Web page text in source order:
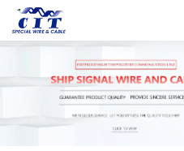
CIT SPECIAL CABLE Co., Ltd.